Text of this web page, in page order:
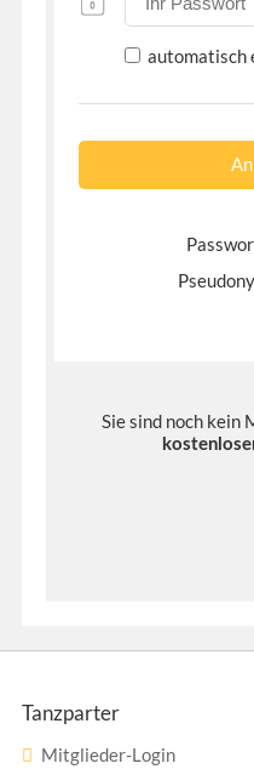
automatisch
Sie sind noch kein
Tanzparter
Mitglieder-Login